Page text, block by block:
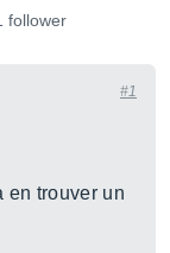
follower
#1
en trouver un